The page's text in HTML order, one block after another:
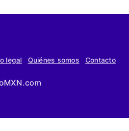
legal Quiénes somos Contacto